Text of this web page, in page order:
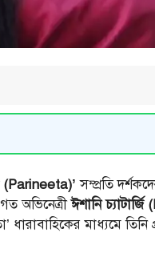
(Parineeta)’ সম্প্রতি
অভিনেত্রীঈশানি
ধারাবাহিকের মাধ্যমে